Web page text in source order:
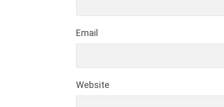
Email
Website